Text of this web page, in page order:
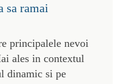
sa ramai
principalele nevoi
ales in contextul
dinamic si pe